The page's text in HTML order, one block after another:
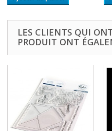
LES CLIENTS QUI
PRODUIT ONT